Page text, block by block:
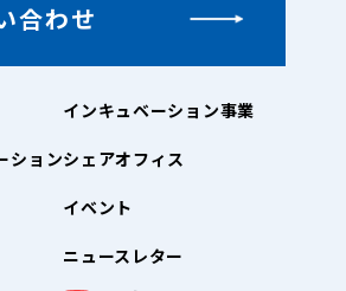
合わせ
ション
インキュベーション事業
シェアオフィス
イベント
ニュースレター